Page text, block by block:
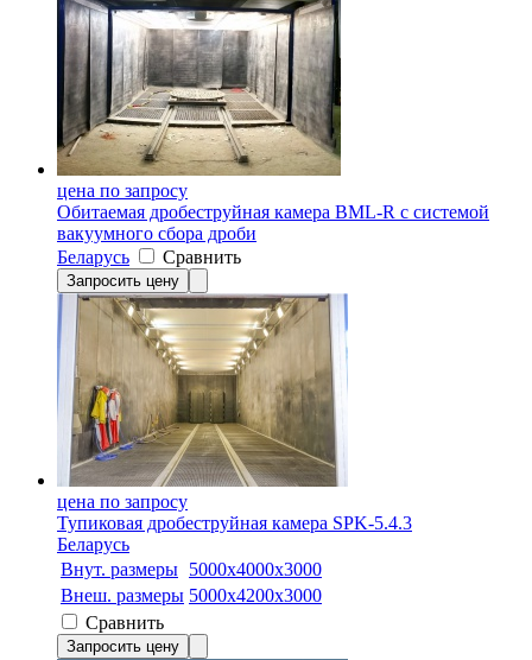
цена по запросу
Обитаемая дробеструйная камера BML-R с системой
вакуумного сбора дроби
Беларусь
Сравнить
Запросить цену
цена по запросу
Тупиковая дробеструйная камера SPK-5.4.3
Беларусь
Внут. размеры 5000х4000х3000
Внеш. размеры 5000х4200х3000
Сравнить
Запросить цену